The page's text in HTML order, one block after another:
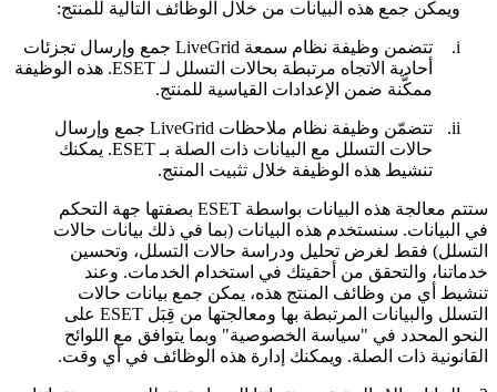
ويمكن جمع هذه البيانات من خلال الوظائف التالية للمنتج:
i.
تتضمن وظيفة نظام سمعة LiveGrid جمع وإرسال تجزئات
أحادية الاتجاه مرتبطة بحالات التسلل لـ ESET. هذه الوظيفة
ممكَّنة ضمن الإعدادات القياسية للمنتج.
ii.
تتضمّن وظيفة نظام ملاحظات LiveGrid جمع وإرسال
حالات التسلل مع البيانات ذات الصلة بـ ESET. يمكنك
تنشيط هذه الوظيفة خلال تثبيت المنتج.
ستتم معالجة هذه البيانات بواسطة ESET بصفتها جهة التحكم
في البيانات. سنستخدم هذه البيانات (بما في ذلك بيانات حالات
التسلل) فقط لغرض تحليل ودراسة حالات التسلل، وتحسين
خدماتنا، والتحقق من أحقيتك في استخدام الخدمات. وعند
تنشيط أي من وظائف المنتج هذه، يمكن جمع بيانات حالات
التسلل والبيانات المرتبطة بها ومعالجتها من قِبَل ESET على
النحو المحدد في "سياسة الخصوصية" وبما يتوافق مع اللوائح
القانونية ذات الصلة. ويمكنك إدارة هذه الوظائف في أي وقت.